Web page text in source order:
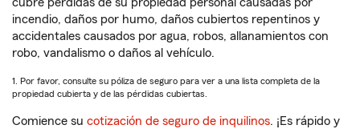
incendio, daños por humo, daños cubiertos repentinos y
accidentales causados por agua, robos, allanamientos con
robo, vandalismo o daños al vehículo.
1. Por favor, consulte su póliza de seguro para ver a una lista completa de la
propiedad cubierta y de las pérdidas cubiertas.
Comience su cotización de seguro de inquilinos. ¡Es rápido y